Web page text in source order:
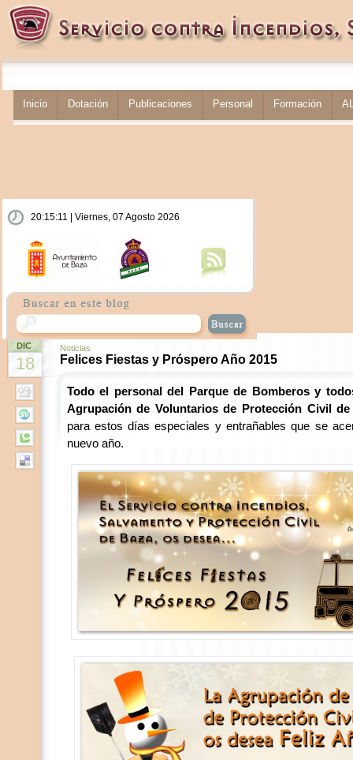
Inicio Dotación Publicaciones Personal Formación
20:15:12 | Viernes, 07 Agosto 2026
DIC
18
Noticias
Felices Fiestas y Próspero Año 2015
Todo el personal del Parque de Bomberos y
Agrupación de Voluntarios de Protección Civil
para estos días especiales y entrañables que se
nuevo año.